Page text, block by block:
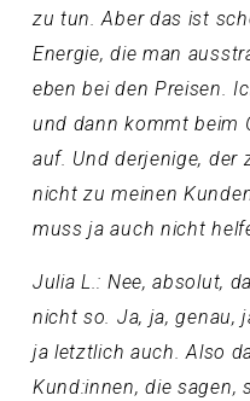
zu tun. Aber das ist
Energie, die man
eben bei den Preisen.
und dann kommt beim
auf. Und derjenige, der
nicht zu meinen
muss ja auch nicht
Julia L.: Nee, absolut,
nicht so. Ja, ja, genau,
ja letztlich auch. Also
Kund:innen, die sagen,